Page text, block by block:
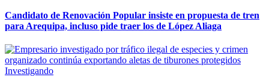
Candidato de Renovación Popular insiste en propuesta de tren
para Arequipa, incluso pide traer los de López Aliaga
Investigando